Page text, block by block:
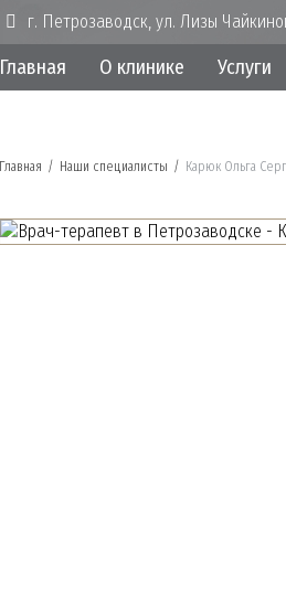
г. Петрозаводск, ул. Лизы
Главная О клинике Услуги
Главная / Наши специалисты / Карюк Ольга